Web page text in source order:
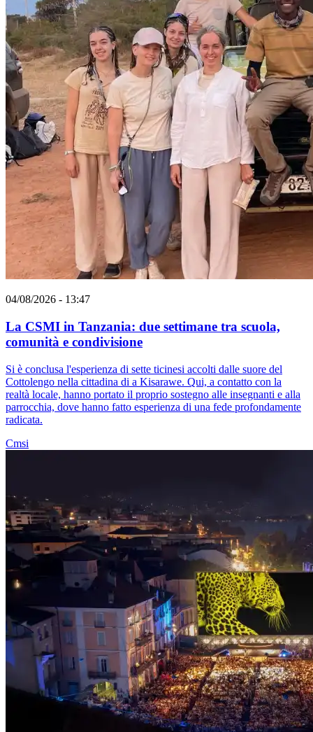
04/08/2026 - 13:47
La CSMI in Tanzania: due settimane tra scuola,
comunità e condivisione
Si è conclusa l'esperienza di sette ticinesi accolti dalle suore del
Cottolengo nella cittadina di a Kisarawe. Qui, a contatto con la
realtà locale, hanno portato il proprio sostegno alle insegnanti e alla
parrocchia, dove hanno fatto esperienza di una fede profondamente
radicata.
Cmsi